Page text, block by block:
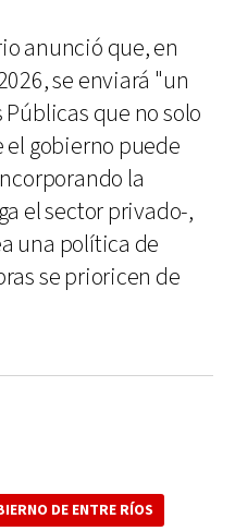
anunció que, en
se enviará "un
que no solo
gobierno puede
la
el sector privado-,
una política de
se prioricen de
DE ENTRE RÍOS